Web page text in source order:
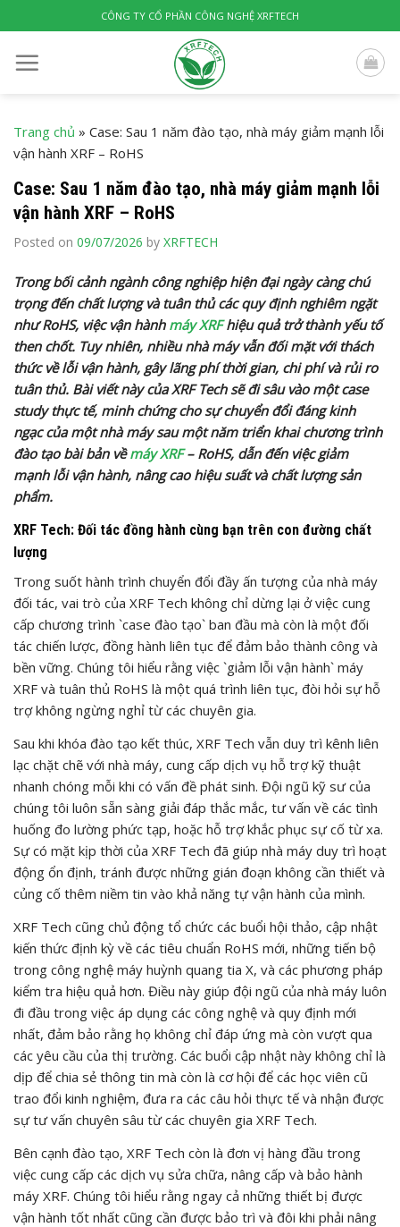
to
content
CÔNG TY CỔ PHẦN CÔNG NGHỆ XRFTECH
Trang chủ » Case: Sau 1 năm đào tạo, nhà máy giảm mạnh lỗi
vận hành XRF – RoHS
Case: Sau 1 năm đào tạo, nhà máy giảm mạnh lỗi
vận hành XRF – RoHS
Posted on 09/07/2026 by XRFTECH
Trong bối cảnh ngành công nghiệp hiện đại ngày càng chú
trọng đến chất lượng và tuân thủ các quy định nghiêm ngặt
như RoHS, việc vận hành máy XRFhiệu quả trở thành yếu tố
then chốt. Tuy nhiên, nhiều nhà máy vẫn đối mặt với thách
thức về lỗi vận hành, gây lãng phí thời gian, chi phí và rủi ro
tuân thủ. Bài viết này của XRF Tech sẽ đi sâu vào một case
study thực tế, minh chứng cho sự chuyển đổi đáng kinh
ngạc của một nhà máy sau một năm triển khai chương trình
đào tạo bài bản vềmáy XRF– RoHS, dẫn đến việc giảm
mạnh lỗi vận hành, nâng cao hiệu suất và chất lượng sản
phẩm.
XRF Tech: Đối tác đồng hành cùng bạn trên con đường chất
lượng
Trong suốt hành trình chuyển đổi đầy ấn tượng của nhà máy
đối tác, vai trò của XRF Tech không chỉ dừng lại ở việc cung
cấp chương trình `case đào tạo` ban đầu mà còn là một đối
tác chiến lược, đồng hành liên tục để đảm bảo thành công và
bền vững. Chúng tôi hiểu rằng việc `giảm lỗi vận hành` máy
XRF và tuân thủ RoHS là một quá trình liên tục, đòi hỏi sự hỗ
trợ không ngừng nghỉ từ các chuyên gia.
Sau khi khóa đào tạo kết thúc, XRF Tech vẫn duy trì kênh liên
lạc chặt chẽ với nhà máy, cung cấp dịch vụ hỗ trợ kỹ thuật
nhanh chóng mỗi khi có vấn đề phát sinh. Đội ngũ kỹ sư của
chúng tôi luôn sẵn sàng giải đáp thắc mắc, tư vấn về các tình
huống đo lường phức tạp, hoặc hỗ trợ khắc phục sự cố từ xa.
Sự có mặt kịp thời của XRF Tech đã giúp nhà máy duy trì hoạt
động ổn định, tránh được những gián đoạn không cần thiết và
củng cố thêm niềm tin vào khả năng tự vận hành của mình.
XRF Tech cũng chủ động tổ chức các buổi hội thảo, cập nhật
kiến thức định kỳ về các tiêu chuẩn RoHS mới, những tiến bộ
trong công nghệ máy huỳnh quang tia X, và các phương pháp
kiểm tra hiệu quả hơn. Điều này giúp đội ngũ của nhà máy luôn
đi đầu trong việc áp dụng các công nghệ và quy định mới
nhất, đảm bảo rằng họ không chỉ đáp ứng mà còn vượt qua
các yêu cầu của thị trường. Các buổi cập nhật này không chỉ là
dịp để chia sẻ thông tin mà còn là cơ hội để các học viên cũ
trao đổi kinh nghiệm, đưa ra các câu hỏi thực tế và nhận được
sự tư vấn chuyên sâu từ các chuyên gia XRF Tech.
Bên cạnh đào tạo, XRF Tech còn là đơn vị hàng đầu trong
việc cung cấp các dịch vụ sửa chữa, nâng cấp và bảo hành
máy XRF. Chúng tôi hiểu rằng ngay cả những thiết bị được
vận hành tốt nhất cũng cần được bảo trì và đôi khi phải nâng